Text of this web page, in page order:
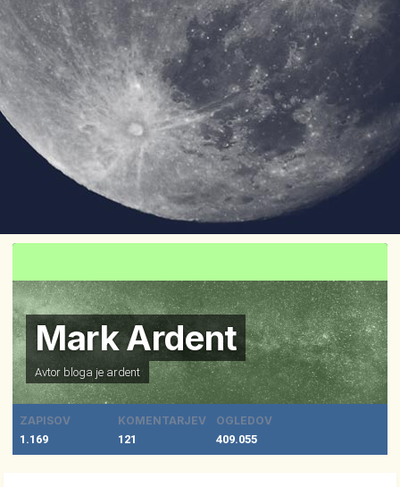
Mark Ardent
Avtor bloga je ardent
ZAPISOV
1.169
KOMENTARJEV
121
OGLEDOV
409.055